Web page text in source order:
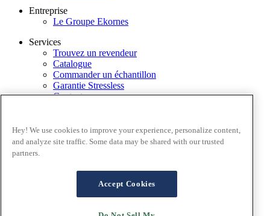
Entreprise
Le Groupe Ekornes
Services
Trouvez un revendeur
Catalogue
Commander un échantillon
Garantie Stressless
Contactez-nous
Conditions générales
Politique de confidentialité
Garantie
FAQ – Ventes en ligne
Hey! We use cookies to improve your experience, personalize content,
and analyze site traffic. Some data may be shared with our trusted
partners.
Accept Cookies